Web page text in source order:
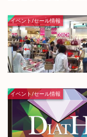
イベント/セール情報
イベント/セール情報